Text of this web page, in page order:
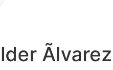
Ãlvarez